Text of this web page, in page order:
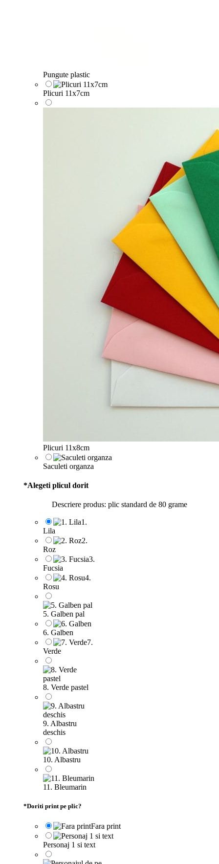
Pungute plastic
Plicuri 11x7cm
Plicuri 11x8cm
Saculeti organza
*Alegeti plicul dorit
Descriere produs: plic standard de 80 grame
1.
Lila
2.
Roz
3.
Fucsia
4.
Rosu
5. Galben pal
6. Galben
7.
Verde
8. Verde pastel
9. Albastru
deschis
10. Albastru
11. Bleumarin
*Doriti print pe plic?
Fara print
Personaj 1 si text